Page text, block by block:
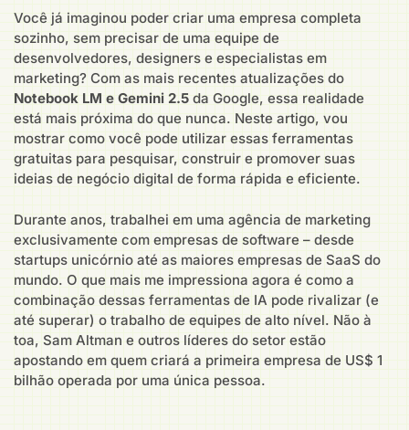
Você já imaginou poder criar uma empresa completa
sozinho, sem precisar de uma equipe de
desenvolvedores, designers e especialistas em
marketing? Com as mais recentes atualizações do
Notebook LM e Gemini 2.5 da Google, essa realidade
está mais próxima do que nunca. Neste artigo, vou
mostrar como você pode utilizar essas ferramentas
gratuitas para pesquisar, construir e promover suas
ideias de negócio digital de forma rápida e eficiente.
Durante anos, trabalhei em uma agência de marketing
exclusivamente com empresas de software – desde
startups unicórnio até as maiores empresas de SaaS do
mundo. O que mais me impressiona agora é como a
combinação dessas ferramentas de IA pode rivalizar (e
até superar) o trabalho de equipes de alto nível. Não à
toa, Sam Altman e outros líderes do setor estão
apostando em quem criará a primeira empresa de US$ 1
bilhão operada por uma única pessoa.